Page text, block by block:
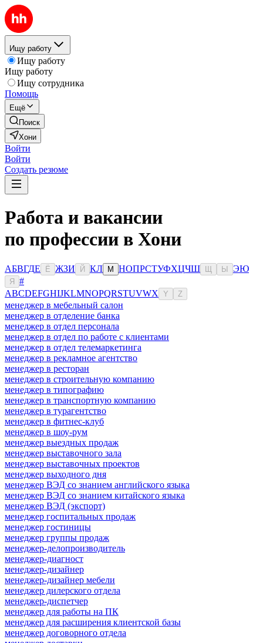
Ищу работу
Ищу работу
Ищу работу
Ищу сотрудника
Помощь
Ещё
Поиск
Хони
Войти
Войти
Создать резюме
Работа и вакансии
по профессии в Хони
АБВГДЕ Ё ЖЗИ Й КЛ М НОПРСТУФХЦЧШ Ы ЭЮ
Я
#
ABCDEFGHIJKLMNOPQRSTUVWX Y Z
менеджер в мебельный салон
менеджер в отделение банка
менеджер в отдел персонала
менеджер в отдел по работе с клиентами
менеджер в отдел телемаркетинга
менеджер в рекламное агентство
менеджер в ресторан
менеджер в строительную компанию
менеджер в типографию
менеджер в транспортную компанию
менеджер в турагентство
менеджер в фитнес-клуб
менеджер в шоу-рум
менеджер выездных продаж
менеджер выставочного зала
менеджер выставочных проектов
менеджер выходного дня
менеджер ВЭД со знанием английского языка
менеджер ВЭД со знанием китайского языка
менеджер ВЭД (экспорт)
менеджер госпитальных продаж
менеджер гостиницы
менеджер группы продаж
менеджер-делопроизводитель
менеджер-диагност
менеджер-дизайнер
менеджер-дизайнер мебели
менеджер дилерского отдела
менеджер-диспетчер
менеджер для работы на ПК
менеджер для расширения клиентской базы
менеджер договорного отдела